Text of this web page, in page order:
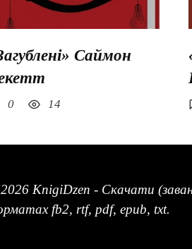
Саймон
0 14
KnigiDzen - Скачати
fb2, rtf, pdf, epub, txt.